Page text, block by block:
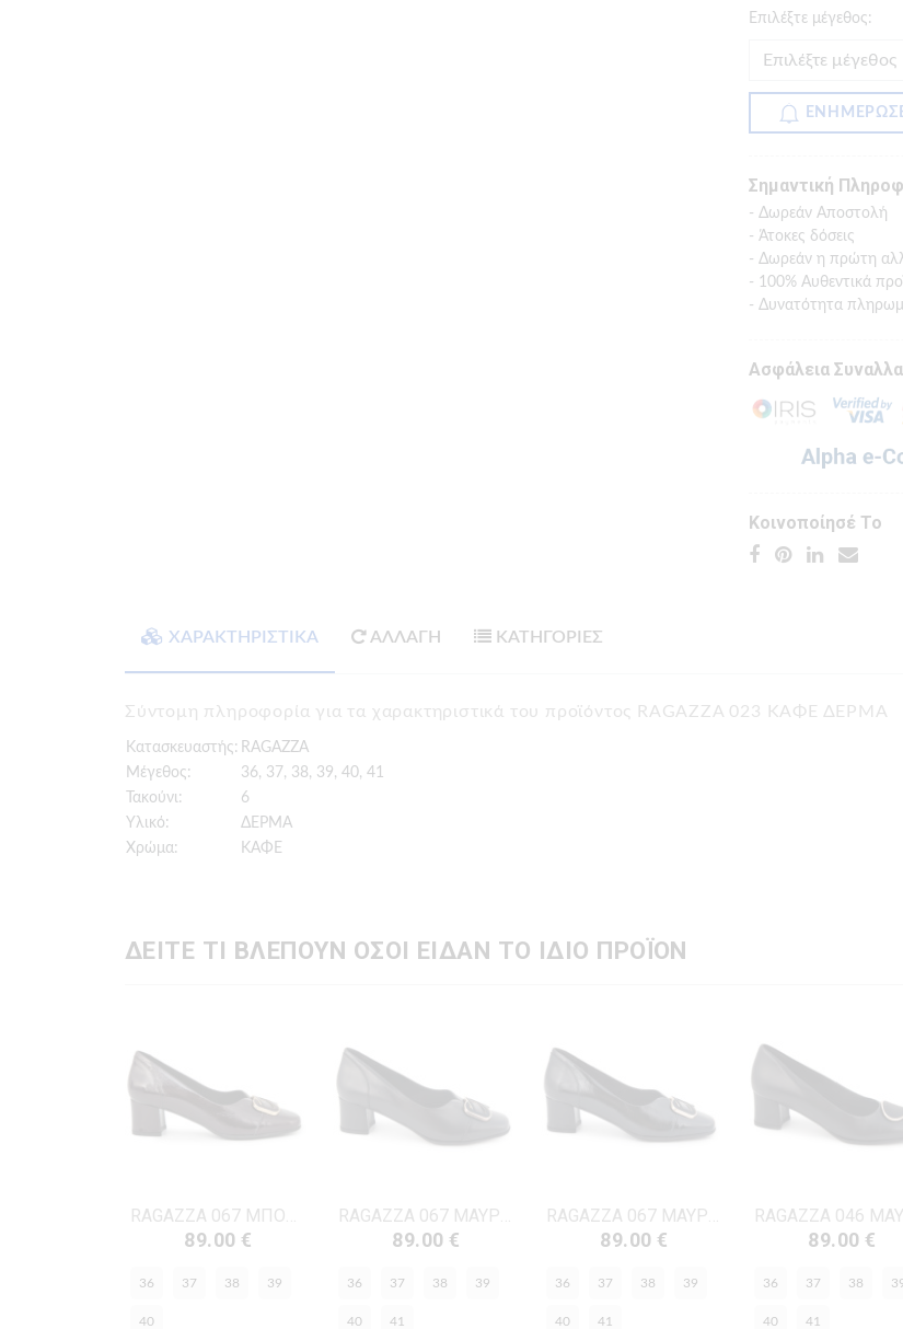
Eπιλέξτε μέγεθος:
Σημαντική
- Δωρεάν Αποστολή
- Άτοκες δόσεις
- Δωρεάν η πρώτη
- 100% Αυθεντικά
- Δυνατότητα
Ασφάλεια
Κοινοποίησέ Το
ΧΑΡΑΚΤΗΡΙΣΤΙΚΑ ΑΛΛΑΓΗ ΚΑΤΗΓΟΡΙΕΣ
Σύντομη πληροφορία για τα χαρακτηριστικά του προϊόντος RAGAZZA 023 ΚΑΦΕ ΔΕΡΜΑ
Κατασκευαστής: RAGAZZA
Μέγεθος:
36, 37, 38, 39, 40, 41
Τακούνι:
6
Υλικό:
ΔΕΡΜΑ
Χρώμα:
ΚΑΦΕ
ΔΕΙΤΕ ΤΙ ΒΛΕΠΟΥΝ ΟΣΟΙ ΕΙΔΑΝ ΤΟ ΙΔΙΟ ΠΡΟΪΟΝ
RAGAZZA 067 ΜΠΟΡΝΤΩ ΔΕΡΜΑ-ΛΟΥΣΤΡΙΝΙ
89.00 €
36 37 38 39
40
RAGAZZA 067 ΜΑΥΡΟ ΔΕΡΜΑ
89.00 €
36 37 38 39
40 41
RAGAZZA 067 ΜΑΥΡΟ ΔΕΡΜΑ-ΛΟΥΣΤΡΙΝΙ
89.00 €
36 37 38 39
40 41
89.00 €
36 37 38
40 41